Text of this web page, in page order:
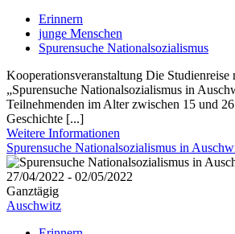
Erinnern
junge Menschen
Spurensuche Nationalsozialismus
Kooperationsveranstaltung Die Studienreise
„Spurensuche Nationalsozialismus in
Teilnehmenden im Alter zwischen 15 und
Geschichte [...]
Weitere Informationen
Spurensuche Nationalsozialismus in
27/04/2022 - 02/05/2022
Ganztägig
Auschwitz